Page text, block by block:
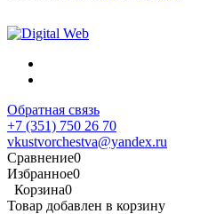
Обратная связь
+7 (351) 750 26 70
vkustvorchestva@yandex.ru
Сравнение0
Избранное0
Корзина0
Товар добавлен в корзину